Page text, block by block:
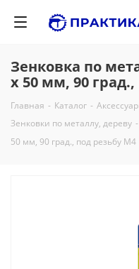
Зенковка по
х 50 мм, 90
Главная - Каталог -
Зенковки по металлу, дереву -
50 мм, 90 град., под резьбу М4